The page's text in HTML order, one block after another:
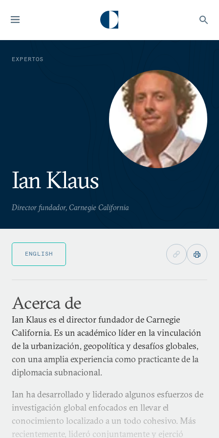
EXPERTOS
Ian Klaus
Director fundador, Carnegie California
ENGLISH
Acerca de
Ian Klaus es el director fundador de Carnegie
California. Es un académico líder en la vinculación
de la urbanización, geopolítica y desafíos globales,
con una amplia experiencia como practicante de la
diplomacia subnacional.
Ian ha desarrollado y liderado algunos esfuerzos de
investigación global enfocados en llevar el
conocimiento localizado a un todo cohesivo. Más
recientemente, lideró conjuntamente y ejerció